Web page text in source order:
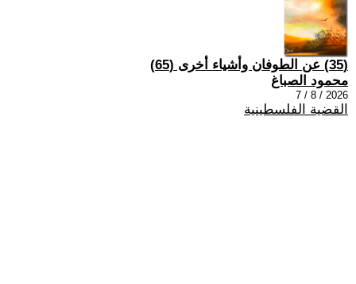
(35) عن الطوفان وأشياء أخرى (65)
محمود الصباغ
2026 / 8 / 7
القضية الفلسطينية